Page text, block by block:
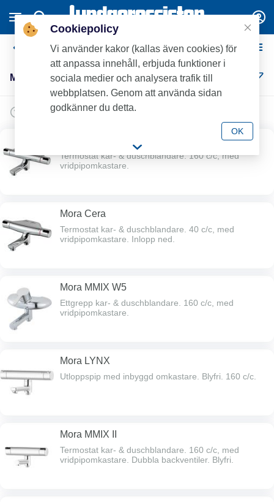
Mora Kar- & Duschblandare
Mora Kar- & Duschblandare (8)
Termostat kar- & duschblandare. 160 c/c, med
vridpipomkastare.
Mora Cera
Termostat kar- & duschblandare. 40 c/c, med
vridpipomkastare. Inlopp ned.
Mora MMIX W5
Ettgrepp kar- & duschblandare. 160 c/c, med
vridpipomkastare.
Mora LYNX
Utloppspip med inbyggd omkastare. Blyfri. 160 c/c.
Mora MMIX II
Termostat kar- & duschblandare. 160 c/c, med
vridpipomkastare. Dubbla backventiler. Blyfri.
Cookiepolicy
Vi använder kakor (kallas även cookies) för
att anpassa innehåll, erbjuda funktioner i
sociala medier och analysera trafik till
webbplatsen. Genom att använda sidan
godkänner du detta.
OK